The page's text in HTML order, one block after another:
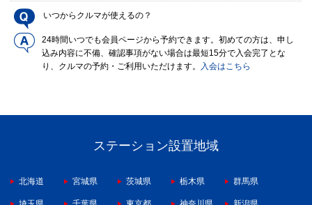
いつからクルマが使えるの？
24時間いつでも会員ページから予約できます。初めての方は、申し
込み内容に不備、確認事項がない場合は最短15分で入会完了とな
り、クルマの予約・ご利用いただけます。
入会はこちら
ステーション設置地域
北海道 宮城県 茨城県 栃木県 群馬県